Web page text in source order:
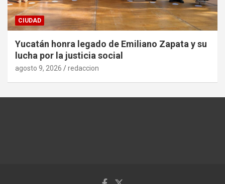
CIUDAD
Yucatán honra legado de Emiliano Zapata y su
lucha por la justicia social
agosto 9, 2026 redaccion